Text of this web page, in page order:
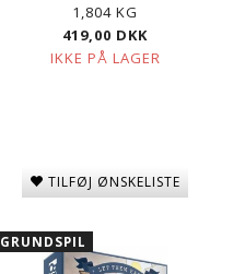
1,804 KG
419,00 DKK
IKKE PÅ LAGER
TILFØJ ØNSKELISTE
GRUNDSPIL